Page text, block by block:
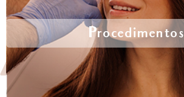
Procedimentos